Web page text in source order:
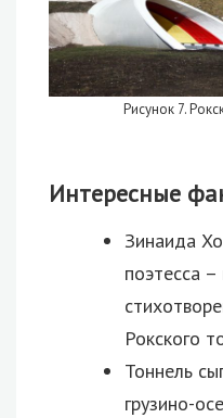
Рисунок 7.
Интересные
Зинаида
поэтесса
Рокского
Тоннель
грузино-